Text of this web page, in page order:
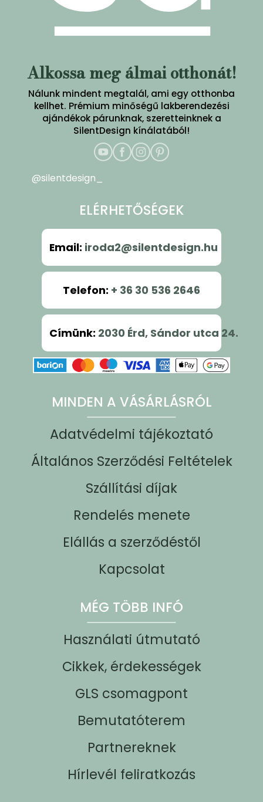
Alkossa meg álmai otthonát!
Nálunk mindent megtalál, ami egy otthonba
kellhet. Prémium minőségű lakberendezési
ajándékok párunknak, szeretteinknek a
SilentDesign kínálatából!
MINDEN A VÁSÁRLÁSRÓL
Adatvédelmi tájékoztató
Általános Szerződési Feltételek
Szállítási díjak
Rendelés menete
Elállás a szerződéstől
Kapcsolat
MÉG TÖBB INFÓ
Használati útmutató
Cikkek, érdekességek
GLS csomagpont
Bemutatóterem
Partnereknek
Hírlevél feliratkozás
@silentdesign_
ELÉRHETŐSÉGEK
Email: iroda2@silentdesign.hu
Telefon: + 36 30 536 2646
Címünk: 2030 Érd, Sándor utca 24.